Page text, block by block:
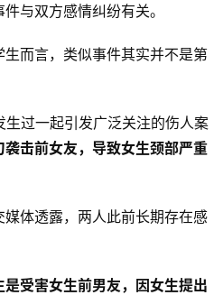
与双方感情纠纷有关。
而言，类似事件其实并不是第
过一起引发广泛关注的伤人案
击前女友，导致女生颈部严重
体透露，两人此前长期存在感
受害女生前男友，因女生提出